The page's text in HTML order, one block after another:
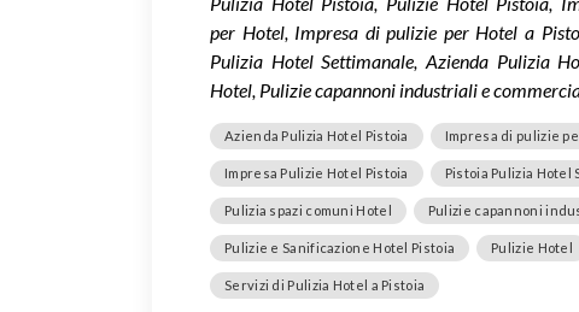
per Hotel, Impresa di pulizie per Hotel a
Pulizia Hotel Settimanale, Azienda Pulizia
Hotel, Pulizie capannoni industriali e
Azienda Pulizia Hotel Pistoia Impresa di pulizie
Impresa Pulizie Hotel Pistoia Pistoia Pulizia Hotel
Pulizia spazi comuni Hotel Pulizie capannoni
Pulizie e Sanificazione Hotel Pistoia Pulizie Hotel
Servizi di Pulizia Hotel a Pistoia